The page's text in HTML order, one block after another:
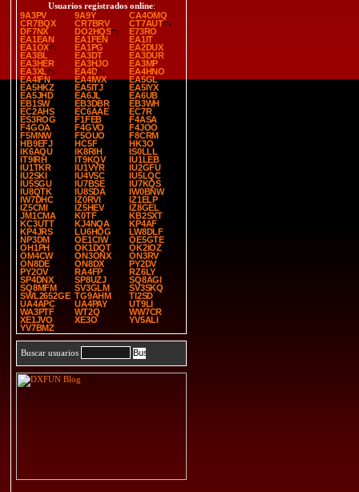
Usuarios registrados online:
9A3PV
9A9Y
CA4OMQ
CR7BQX
CR7BRV
CT7AUT
DF7NX
DO2HQS
E73RO
EA1EAN
EA1FEN
EA1IT
EA1OX
EA1PG
EA2DUX
EA3BL
EA3DT
EA3DUR
EA3HER
EA3HJO
EA3MP
EA3XL
EA4D
EA4HNO
EA4IFN
EA4IWX
EA5GL
EA5HKZ
EA5ITJ
EA5IYX
EA5JHD
EA6JL
EA6UB
EB1SW
EB3DBR
EB3WH
EC2AHS
EC6AAE
EC7R
ES3ROG
F1FEB
F4ASA
F4GOA
F4GVO
F4JOO
F5MNW
F5OUO
F8CRM
HB9EFJ
HC5F
HK3O
IK6AQU
IK8RIH
IS0LLL
IT9IRH
IT9KQV
IU1LEB
IU1TKR
IU1VYR
IU2GFU
IU2SKI
IU4VSC
IU5LQC
IU5SGU
IU7BSE
IU7KQS
IU8QTK
IU8SDA
IW0BNW
IW7DHC
IZ0RVI
IZ1ELP
IZ5CMI
IZ5HEV
IZ8GEL
JM1CMA
K0TF
KB2SXT
KC3UTT
KJ4NQA
KP4AF
KP4JRS
LU6HOG
LW8DLF
NP3DM
OE1CIW
OE5GTE
OH1PH
OK1DQT
OK2IOZ
OM4CW
ON3ONX
ON3RV
ON8DE
ON8DX
PY2DV
PY2OV
RA4FP
RZ6LY
SP4DNX
SP8UZJ
SQ8AGI
SQ8MFM
SV3GLM
SV3SKQ
SWL2652GE TG9AHM
TI2SD
UA4APC
UA4PAY
UT9LI
WA3PTF
WT2Q
WW7CR
XE1JVO
XE3O
YV5ALI
YV7BMZ
Buscar usuarios